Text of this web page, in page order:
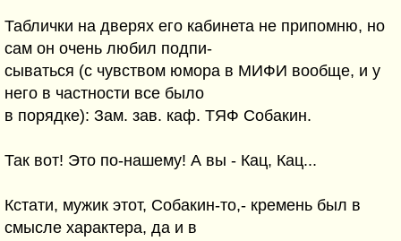
Таблички на дверях его кабинета не припомню, но
сам он очень любил подпи-
сываться (с чувством юмора в МИФИ вообще, и у
него в частности все было
в порядке): Зам. зав. каф. ТЯФ Собакин.
Так вот! Это по-нашему! А вы - Кац, Кац...
Кстати, мужик этот, Собакин-то,- кремень был в
смысле характера, да и в